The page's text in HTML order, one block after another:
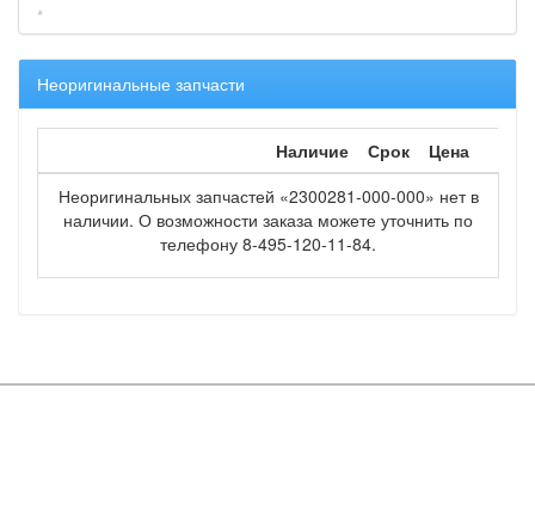
Неоригинальные запчасти
Наличие Срок
Цена
Неоригинальных запчастей «2300281-000-000» нет в
наличии. О возможности заказа можете уточнить по
телефону 8-495-120-11-84.